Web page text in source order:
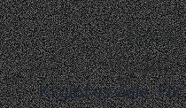
Wealth
KI gibt es viele.